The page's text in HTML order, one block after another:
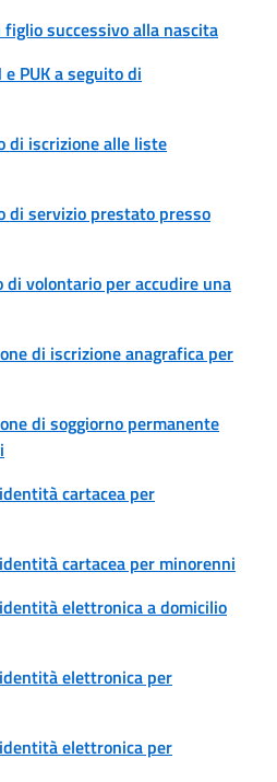
successivo alla nascita
PUK a seguito di
di iscrizione alle liste
di servizio prestato presso
volontario per accudire una
di iscrizione anagrafica per
di soggiorno permanente
cartacea per
cartacea per minorenni
elettronica a domicilio
elettronica per
elettronica per